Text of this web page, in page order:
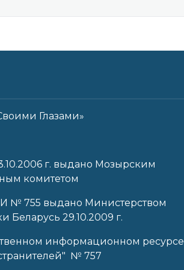
Глазами»
г. выдано Мозырским
комитетом
№ 755 выдано Министерством
29.10.2009 г.
информационном ресурсе
№ 757